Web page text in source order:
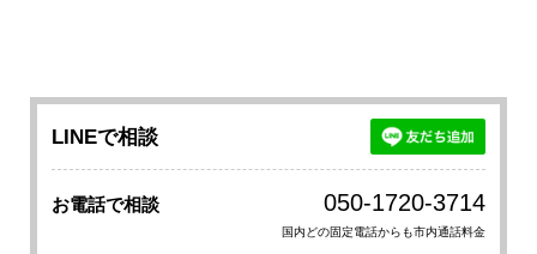
LINEで相談
お電話で相談 050-1720-3714
国内どの固定電話からも市内通話料金